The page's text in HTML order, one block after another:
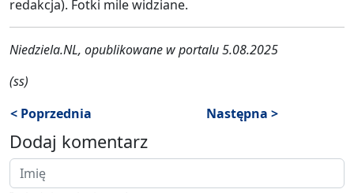
redakcja). Fotki mile widziane.
Niedziela.NL, opublikowane w portalu 5.08.2025
(ss)
< Poprzednia
Następna >
Dodaj komentarz